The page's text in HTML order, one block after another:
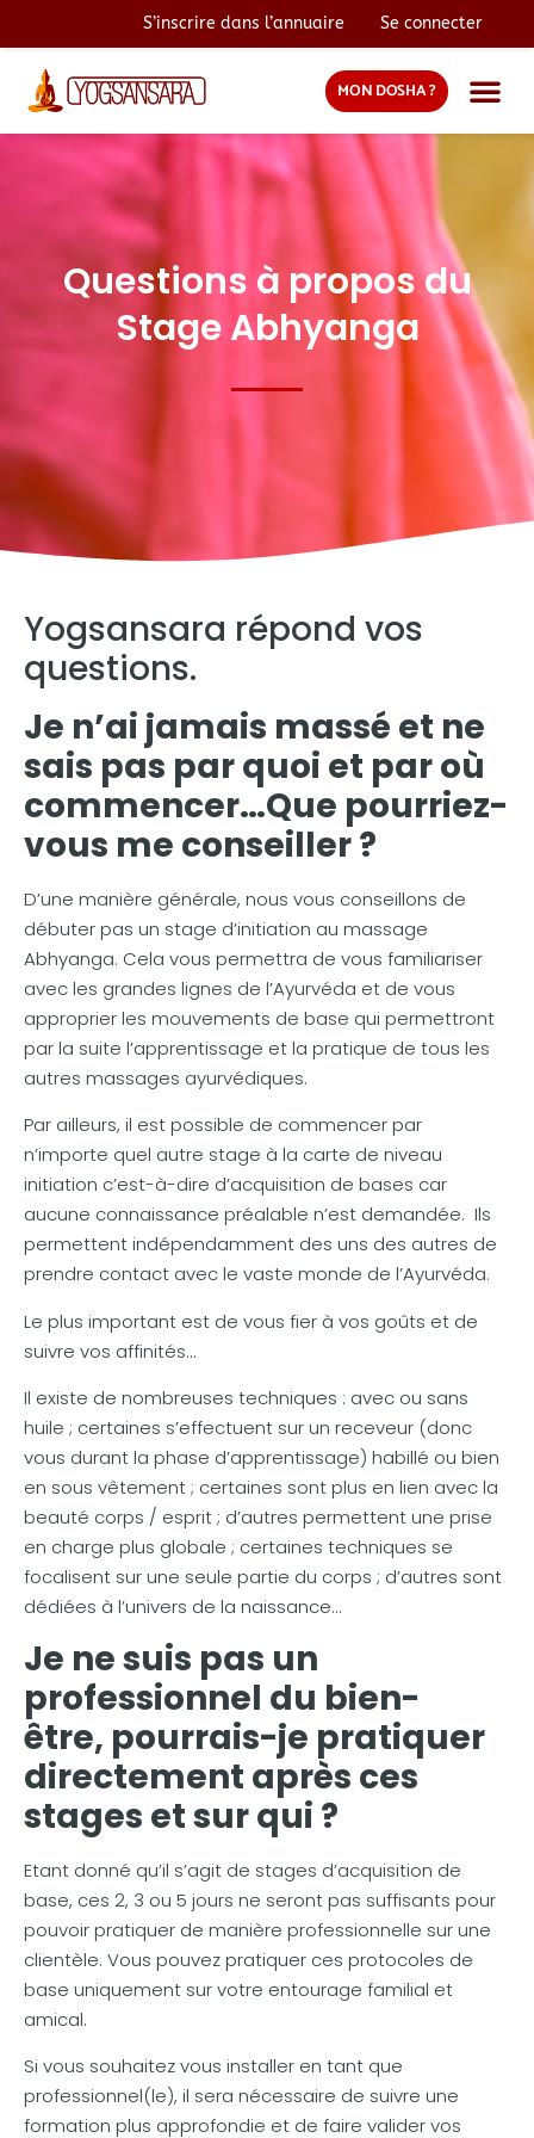
S’inscrire dans l’annuaire Se connecter
MON DOSHA ?
Questions à propos du
Stage Abhyanga
Yogsansara répond vos
questions.
Je n’ai jamais massé et ne
sais pas par quoi et par où
commencer…Que pourriez-
vous me conseiller ?
D’une manière générale, nous vous conseillons de
débuter pas un stage d’initiation au massage
Abhyanga. Cela vous permettra de vous familiariser
avec les grandes lignes de l’Ayurvéda et de vous
approprier les mouvements de base qui permettront
par la suite l’apprentissage et la pratique de tous les
autres massages ayurvédiques.
Par ailleurs, il est possible de commencer par
n’importe quel autre stage à la carte de niveau
initiation c’est-à-dire d’acquisition de bases car
aucune connaissance préalable n’est demandée. Ils
permettent indépendamment des uns des autres de
prendre contact avec le vaste monde de l’Ayurvéda.
Le plus important est de vous fier à vos goûts et de
suivre vos affinités…
Il existe de nombreuses techniques : avec ou sans
huile ; certaines s’effectuent sur un receveur (donc
vous durant la phase d’apprentissage) habillé ou bien
en sous vêtement ; certaines sont plus en lien avec la
beauté corps / esprit ; d’autres permettent une prise
en charge plus globale ; certaines techniques se
focalisent sur une seule partie du corps ; d’autres sont
dédiées à l’univers de la naissance…
Je ne suis pas un
professionnel du bien-
être, pourrais-je pratiquer
directement après ces
stages et sur qui ?
Etant donné qu’il s’agit de stages d’acquisition de
base, ces 2, 3 ou 5 jours ne seront pas suffisants pour
pouvoir pratiquer de manière professionnelle sur une
clientèle. Vous pouvez pratiquer ces protocoles de
base uniquement sur votre entourage familial et
amical.
Si vous souhaitez vous installer en tant que
professionnel(le), il sera nécessaire de suivre une
formation plus approfondie et de faire valider vos